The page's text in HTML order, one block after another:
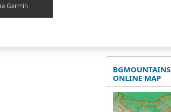
Garmin
BGMOUNTAINS
ONLINE MAP